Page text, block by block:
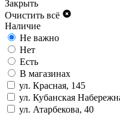
Закрыть
Очистить всё
Наличие
Не важно
Нет
Есть
В магазинах
ул. Красная, 145
ул. Кубанская
ул. Атарбекова, 40